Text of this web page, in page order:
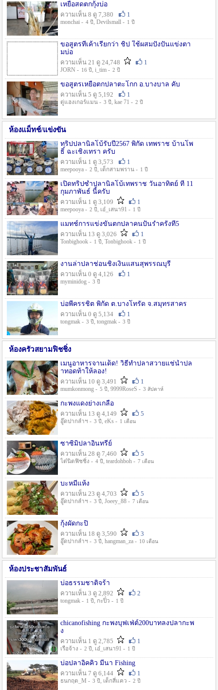
เหยื่อสดตกกุ้งบ่อ
ความเห็น 8 ดู 7,380
1
monchai - 4 ปี , Devilsmall - 1 ปี
ขอสูตรที่เค้าเรียกว่า ชิป ใช้ผสมปังปั่นแข่งตา
มบ่อ
ความเห็น 21 ดู 24,748
1
JORN - 16 ปี , i_tim - 2 ปี
ขอสูตรเหยื่อตกปลาตะโกก อ.บางบาล คับ
ความเห็น 5 ดู 5,192
1
ตู่แฮงเกอร์แมน - 3 ปี , kae 71 - 2 ปี
ห้องแม็ทช์/แข่งขัน
ทริปปลานิลโบ้รับปี2567 พิกัด เทพราช บ้านโพ
ธิ์ ฉะเชิงเทรา ครับ
ความเห็น 1 ดู 3,573
1
meepooya - 2 ปี , เด็กสามพราน - 1 ปี
เปิดทริปซ้ำปลานิลโบ้เทพราช วันอาทิตย์ ที่ 11
กุมภาพันธ์ นี้ครับ
ความเห็น 1 ดู 3,109
1
meepooya - 2 ปี , เอ๋_เสนา91 - 1 ปี
แมทช์การแข่งขั้นตกปลาคนปั้นรำครั้งที่5
ความเห็น 13 ดู 3,026
1
Tonbighook - 1 ปี , Tonbighook - 1 ปี
งานล่าปลาช่อนชิงเงินแสนสุพรรณบุรี
ความเห็น 0 ดู 4,126
1
myminidog - 3 ปี
บ่อพี่ครรชิต พิกัด ต.บางโทรัด จ.สมุทรสาคร
ความเห็น 0 ดู 5,134
1
tongmak - 3 ปี , tongmak - 3 ปี
ห้องครัวสยามฟิชชิ่ง
เมนูอาหารจานเด็ด! วิธีทำปลาสวายแช่น้ำปล
าทอดท้าให้ลอง!
ความเห็น 10 ดู 3,491
1
mumkonmong - 5 ปี , 9999RoseS - 3 สัปดาห์
กะพงแดงย่างเกลือ
ความเห็น 13 ดู 4,149
5
อู๊ดปากลำฯ - 3 ปี , eKs - 1 เดือน
ซาซิมิปลาอินทรีย์
ความเห็น 28 ดู 7,460
5
ไต๋นิตฟิชชิ่ง - 4 ปี , teardohboh - 7 เดือน
บะหมี่แห้ง
ความเห็น 23 ดู 4,703
5
อู๊ดปากลำฯ - 3 ปี , Joeey_88 - 7 เดือน
กุ้งผัดกะปิ
ความเห็น 18 ดู 3,590
3
อู๊ดปากลำฯ - 3 ปี , hangman_za - 10 เดือน
ห้องประชาสัมพันธ์
บ่อธรรมชาติจร้า
ความเห็น 3 ดู 2,892
2
tongmak - 1 ปี , กะปิ๋ว - 1 ปี
chicanofishing กะพงบุฟเฟ่ต์200บาทลงปลากะพ
ง
ความเห็น 1 ดู 2,785
1
เรือจ้าง - 2 ปี , เอ๋_เสนา91 - 1 ปี
บ่อปลาอิคคิว มีนา Fishing
ความเห็น 7 ดู 6,144
1
ธนกฤต_M - 3 ปี , เด็กสี่แคว - 2 ปี